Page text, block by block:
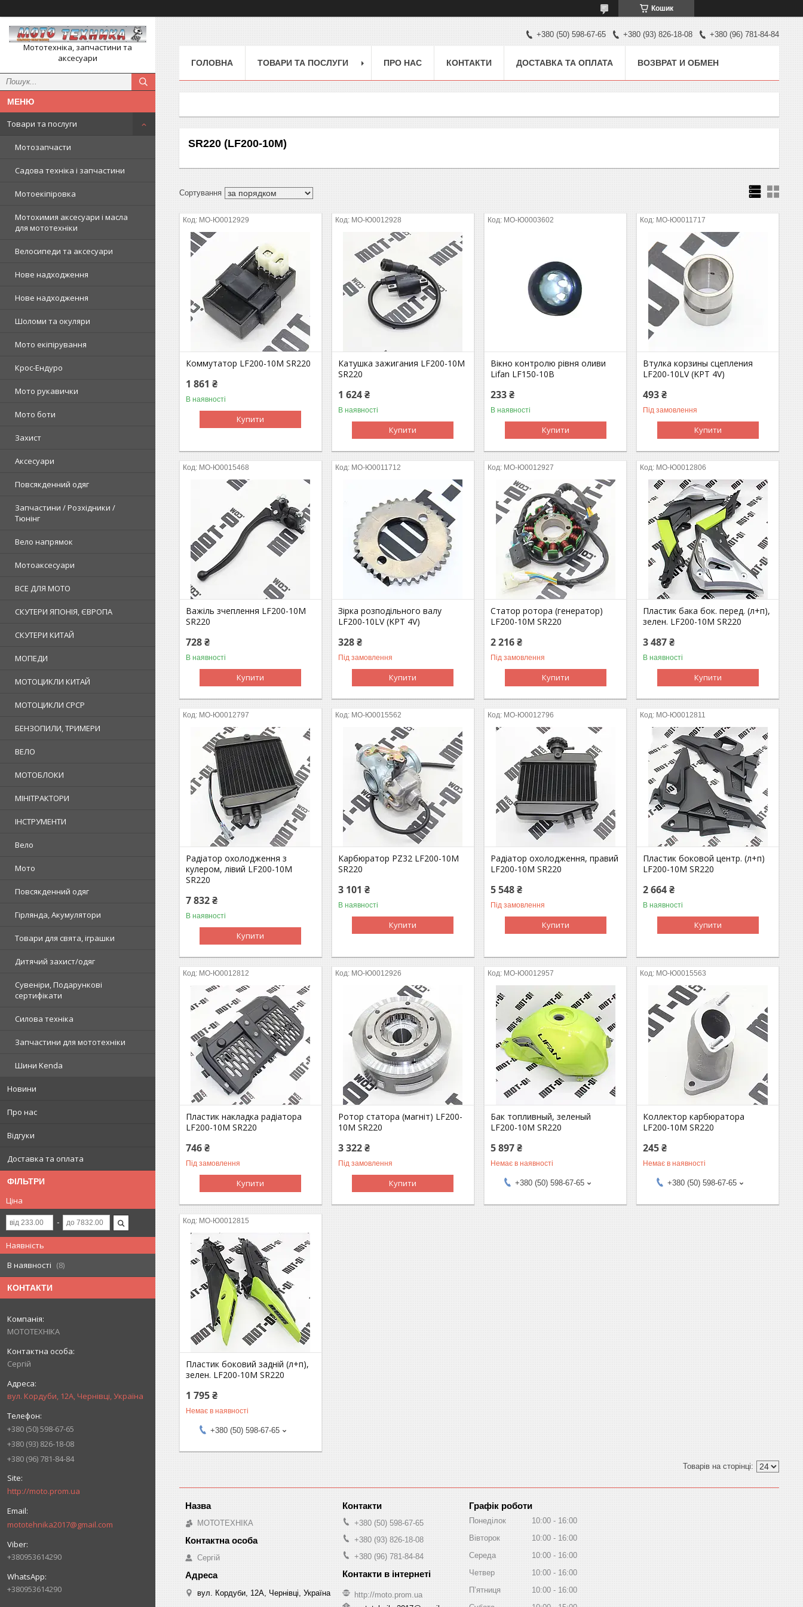
Кошик
Мототехніка, запчастини та
аксесуари
Товари та послуги
Мотозапчасти
Садова техніка і запчастини
Мотоекіпіровка
Мотохимия аксесуари і масла
для мототехніки
Велосипеди та аксесуари
Нове надходження
Нове надходження
Шоломи та окуляри
Мото екіпірування
Крос-Ендуро
Мото рукавички
Мото боти
Захист
Аксесуари
Повсякденний одяг
Запчастини / Розхідники /
Тюнінг
Вело напрямок
Мотоаксесуари
ВСЕ ДЛЯ МОТО
СКУТЕРИ ЯПОНІЯ, ЄВРОПА
СКУТЕРИ КИТАЙ
МОПЕДИ
МОТОЦИКЛИ КИТАЙ
МОТОЦИКЛИ СРСР
БЕНЗОПИЛИ, ТРИМЕРИ
ВЕЛО
МОТОБЛОКИ
МІНІТРАКТОРИ
ІНСТРУМЕНТИ
Вело
Мото
Повсякденний одяг
Гірлянда, Акумулятори
Товари для свята, іграшки
Дитячий захист/одяг
Сувеніри, Подарункові
сертифікати
Силова техніка
Запчастини для мототехніки
Шини Kenda
Новини
Про нас
Відгуки
Доставка та оплата
ФІЛЬТРИ
Ціна
Наявність
В наявності
8
КОНТАКТИ
МОТОТЕХНІКА
Сергій
вул. Кордуби, 12А, Чернівці, Україна
+380 (50) 598-67-65
+380 (93) 826-18-08
+380 (96) 781-84-84
http://moto.prom.ua
mototehnika2017@gmail.com
+380953614290
+380953614290
+380 (50) 598-67-65 +380 (93) 826-18-08 +380 (96) 781-84-84
ГОЛОВНА ТОВАРИ ТА ПОСЛУГИ ПРО НАС КОНТАКТИ ДОСТАВКА ТА ОПЛАТА ВОЗВРАТ И ОБМЕН
SR220 (LF200-10M)
MO-Ю0012929
Коммутатор LF200-10M SR220
1 861 ₴
В наявності
Купити
MO-Ю0012928
Катушка зажигания LF200-10M
SR220
1 624 ₴
В наявності
Купити
MO-Ю0003602
Вікно контролю рівня оливи
Lifan LF150-10B
233 ₴
В наявності
Купити
MO-Ю0011717
Втулка корзины сцепления
LF200-10LV (KPT 4V)
493 ₴
Під замовлення
Купити
MO-Ю0015468
Важіль зчеплення LF200-10M
SR220
728 ₴
В наявності
Купити
MO-Ю0011712
Зірка розподільного валу
LF200-10LV (KPT 4V)
328 ₴
Під замовлення
Купити
MO-Ю0012927
Статор ротора (генератор)
LF200-10M SR220
2 216 ₴
Під замовлення
Купити
MO-Ю0012806
Пластик бака бок. перед. (л+п),
зелен. LF200-10M SR220
3 487 ₴
В наявності
Купити
MO-Ю0012797
Радіатор охолодження з
кулером, лівий LF200-10M
SR220
7 832 ₴
В наявності
Купити
MO-Ю0015562
Карбюратор PZ32 LF200-10M
SR220
3 101 ₴
В наявності
Купити
MO-Ю0012796
Радіатор охолодження, правий
LF200-10M SR220
5 548 ₴
Під замовлення
Купити
MO-Ю0012811
Пластик боковой центр. (л+п)
LF200-10M SR220
2 664 ₴
В наявності
Купити
MO-Ю0012812
Пластик накладка радіатора
LF200-10M SR220
746 ₴
Під замовлення
Купити
MO-Ю0012926
Ротор статора (магніт) LF200-
10M SR220
3 322 ₴
Під замовлення
Купити
MO-Ю0012957
Бак топливный, зеленый
LF200-10M SR220
5 897 ₴
Немає в наявності
+380 (50) 598-67-65
MO-Ю0015563
Коллектор карбюратора
LF200-10M SR220
245 ₴
Немає в наявності
+380 (50) 598-67-65
MO-Ю0012815
Пластик боковий задній (л+п),
зелен. LF200-10M SR220
1 795 ₴
Немає в наявності
+380 (50) 598-67-65
МОТОТЕХНІКА
Сергій
вул. Кордуби, 12А, Чернівці, Україна
+380 (50) 598-67-65
+380 (93) 826-18-08
+380 (96) 781-84-84
http://moto.prom.ua
Графік роботи
Понеділок 10:00
16:00
Вівторок
10:00
16:00
Середа
10:00
16:00
Четвер
10:00
16:00
Пʼятниця
10:00
16:00